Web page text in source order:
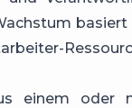
basiert
einem oder